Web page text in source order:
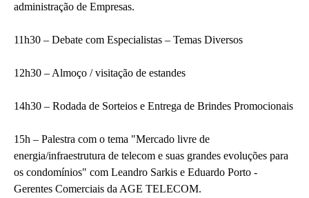
administração de Empresas.
11h30 – Debate com Especialistas – Temas Diversos
12h30 – Almoço / visitação de estandes
14h30 – Rodada de Sorteios e Entrega de Brindes Promocionais
15h – Palestra com o tema "Mercado livre de
energia/infraestrutura de telecom e suas grandes evoluções para
os condomínios" com Leandro Sarkis e Eduardo Porto -
Gerentes Comerciais da AGE TELECOM.